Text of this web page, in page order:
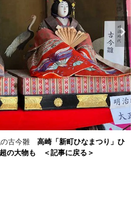
の古今雛 高崎「新町ひなまつり」ひ
の大物も ＜記事に戻る＞